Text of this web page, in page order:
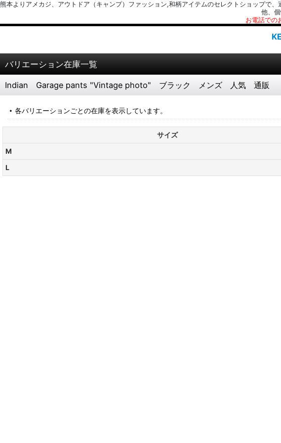
熊本よりアメカジ、アウトドア（キャンプ）ファッション,和柄アイテムのセレクトショップで
他、
お電話での
バリエーション在庫一覧
Indian Garage pants "Vintage photo" ブラック メンズ 人気 通販
各バリエーションごとの在庫を表示しています。
サイズ
M
L